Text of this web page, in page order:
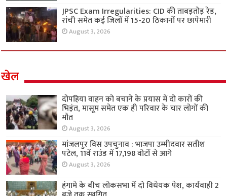
JPSC Exam Irregularities: CID की ताबड़तोड़ रेड,
रांची समेत कई जिलों में 15-20 ठिकानों पर छापेमारी
August 3, 2026
खेल
दोपहिया वाहन को बचाने के प्रयास में दो कारों की
भिड़ंत, मासूम समेत एक ही परिवार के चार लोगों की
मौत
August 3, 2026
मांजलपुर विस उपचुनाव : भाजपा उम्मीदवार सतीश
पटेल, 11वें राउंड में 17,198 वोटों से आगे
August 3, 2026
हंगामे के बीच लोकसभा में दो विधेयक पेश, कार्यवाही 2